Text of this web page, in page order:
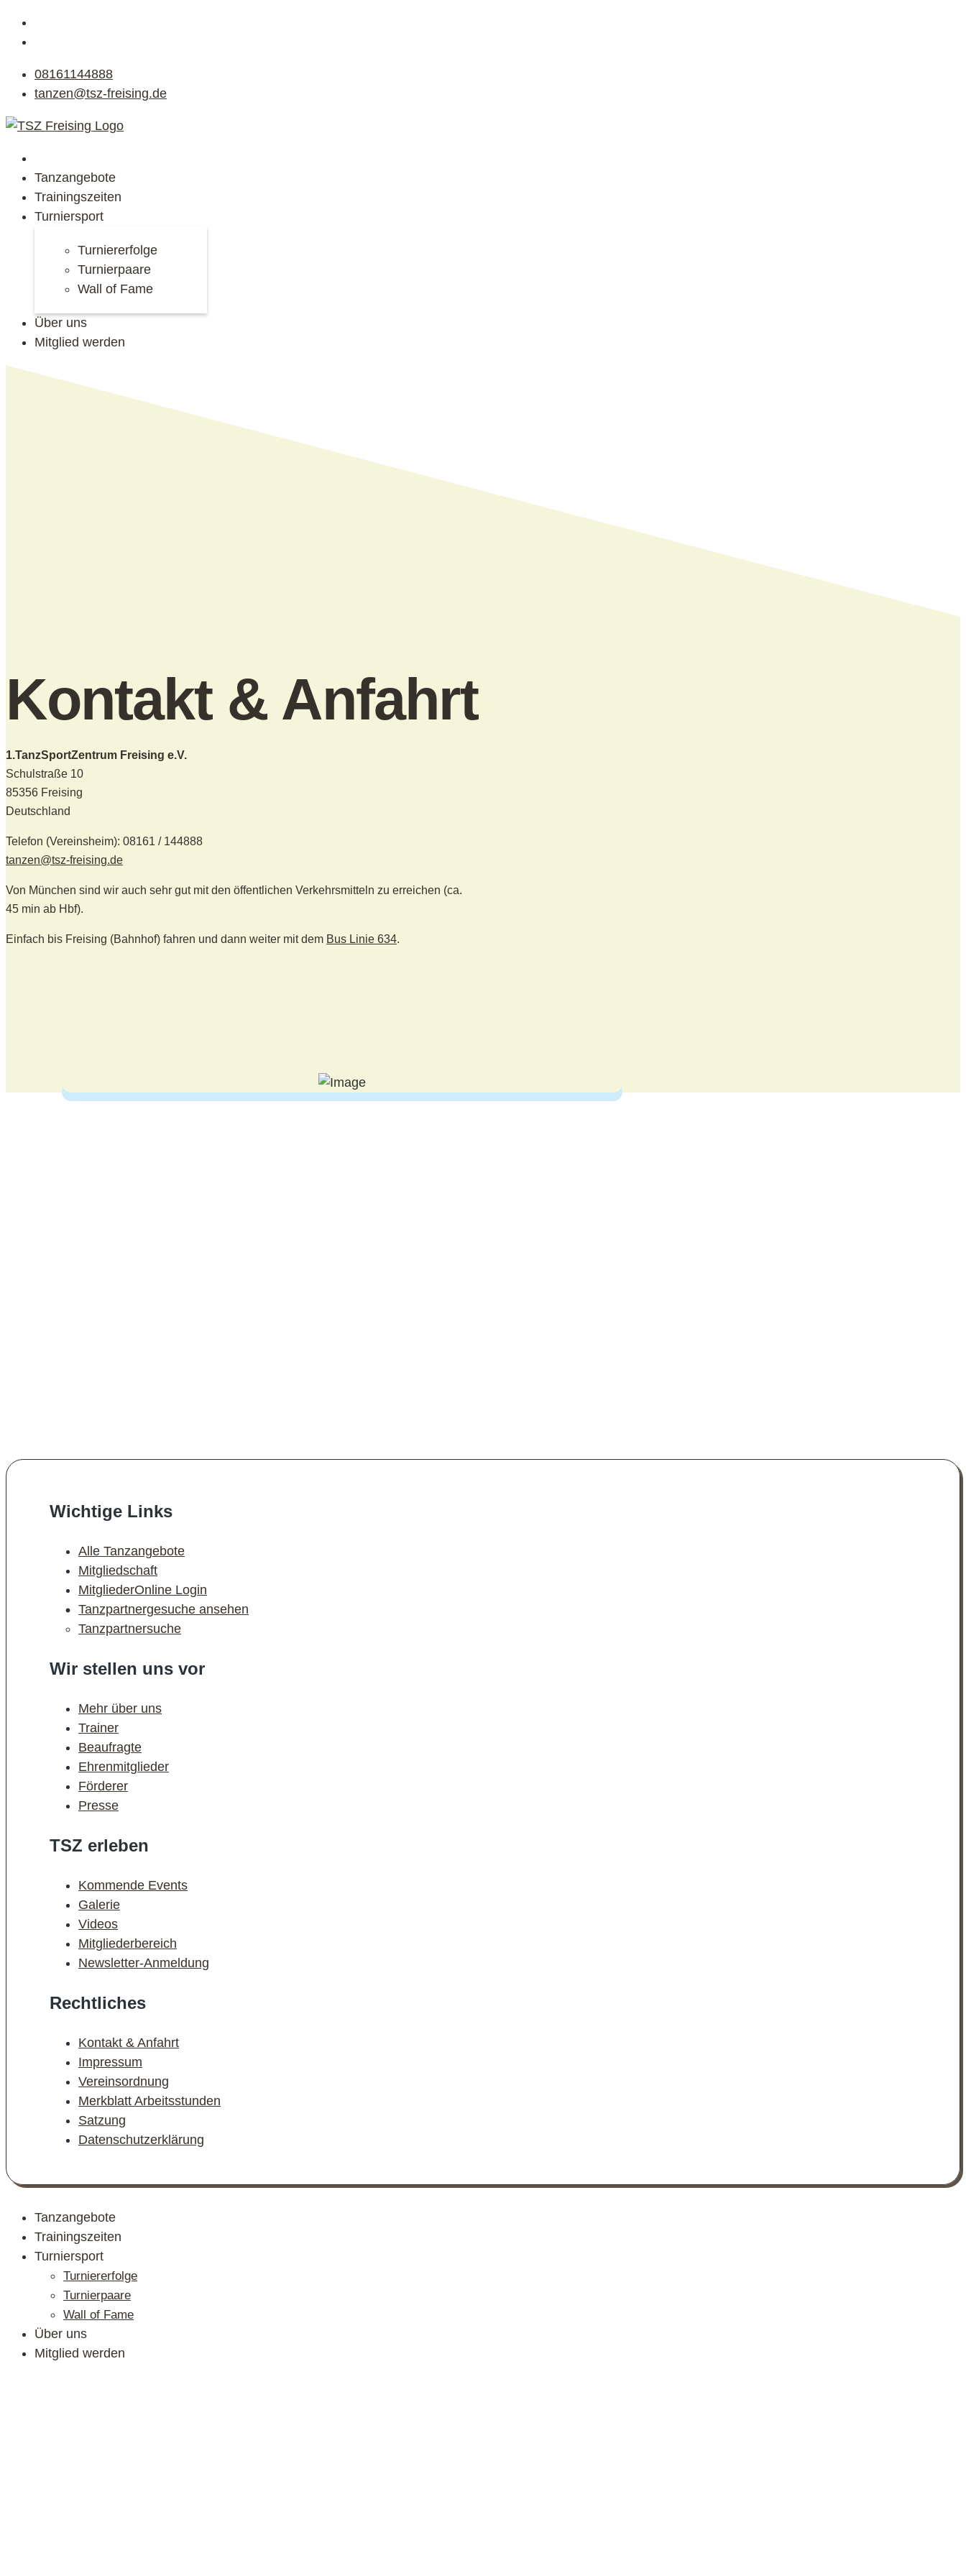
08161144888
tanzen@tsz-freising.de
Tanzangebote
Trainingszeiten
Turniersport
Turniererfolge
Turnierpaare
Wall of Fame
Über uns
Mitglied werden
Kontakt & Anfahrt
1.TanzSportZentrum Freising e.V.
Schulstraße 10
85356 Freising
Deutschland
Telefon (Vereinsheim): 08161 / 144888
tanzen@tsz-freising.de
Von München sind wir auch sehr gut mit den öffentlichen Verkehrsmitteln zu erreichen (ca.
45 min ab Hbf).
Einfach bis Freising (Bahnhof) fahren und dann weiter mit dem Bus Linie 634.
Wichtige Links
Alle Tanzangebote
Mitgliedschaft
MitgliederOnline Login
Tanzpartnergesuche ansehen
Tanzpartnersuche
Wir stellen uns vor
Mehr über uns
Trainer
Beaufragte
Ehrenmitglieder
Förderer
Presse
TSZ erleben
Kommende Events
Galerie
Videos
Mitgliederbereich
Newsletter-Anmeldung
Rechtliches
Kontakt & Anfahrt
Impressum
Vereinsordnung
Merkblatt Arbeitsstunden
Satzung
Datenschutzerklärung
Tanzangebote
Trainingszeiten
Turniersport
Turniererfolge
Turnierpaare
Wall of Fame
Über uns
Mitglied werden